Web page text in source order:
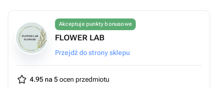
Akceptuje punkty bonusowe
FLOWER LAB
Przejdź do strony sklepu
4.95 na 5ocen przedmiotu